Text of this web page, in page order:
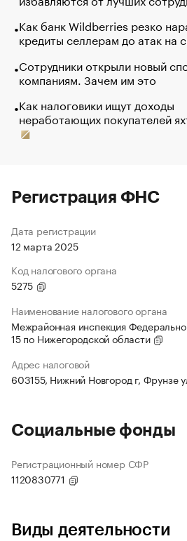
Как банк Wildberries резко
кредиты селлерам до атак на
Сотрудники открыли новый
компаниям. Зачем им это
Как налоговики ищут доходы
неработающих покупателей
Регистрация ФНС
Дата регистрации
12 марта 2025
Код налогового органа
5275
Наименование налогового органа
Межрайонная инспекция
15 по Нижегородской области
Адрес налоговой
603155, Нижний Новгород г, Фрунзе
Социальные фонды
Регистрационный номер СФР
1120830771
Виды деятельности